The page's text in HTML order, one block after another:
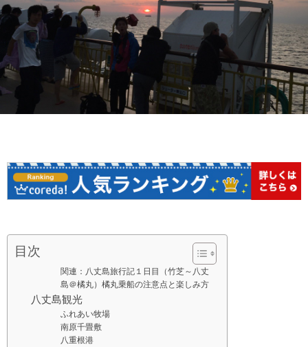
目次
関連：八丈島旅行記１日目（竹芝～八丈
島＠橘丸）橘丸乗船の注意点と楽しみ方
八丈島観光
ふれあい牧場
南原千畳敷
八重根港